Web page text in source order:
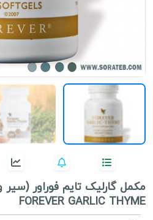
مکمل گارلیک تایم فوراور
FOREVER GARLIC THYME